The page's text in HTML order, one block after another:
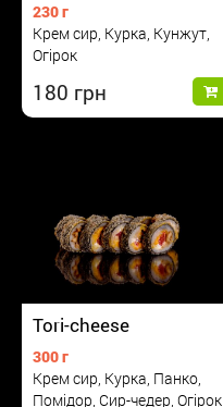
230 г
Крем сир, Курка, Кунжут,
Огірок
180
Tori-cheese
300 г
Крем сир, Курка, Панко,
Помідор, Сир-чедер, Огірок